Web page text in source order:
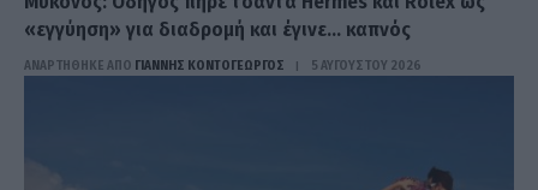
«εγγύηση» για διαδρομή και έγινε… καπνός
ΑΝΑΡΤΗΘΗΚΕ ΑΠΟ ΓΙΆΝΝΗΣ ΚΟΝΤΟΓΕΏΡΓΟΣ 5 ΑΥΓΟΎΣΤΟΥ 2026